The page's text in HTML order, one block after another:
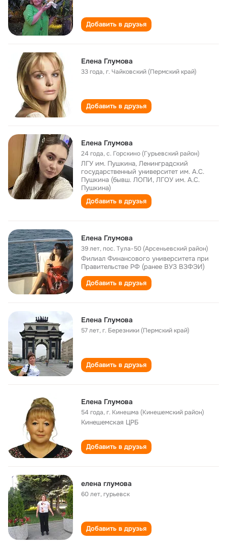
Добавить в друзья
Елена Глумова
33 года,г. Чайковский (Пермский край)
Добавить в друзья
Елена Глумова
24 года,с. Горскино (Гурьевский район)
ЛГУ им. Пушкина, Ленинградский
государственный университет им. А.С.
Пушкина (бывш. ЛОПИ, ЛГОУ им. А.С.
Пушкина)
Добавить в друзья
Елена Глумова
39 лет,пос. Тула-50 (Арсеньевский район)
Филиал Финансового университета при
Правительстве РФ (ранее ВУЗ ВЗФЭИ)
Добавить в друзья
Елена Глумова
57 лет,г. Березники (Пермский край)
Добавить в друзья
Елена Глумова
54 года,г. Кинешма (Кинешемский район)
Кинешемская ЦРБ
Добавить в друзья
елена глумова
60 лет,гурьевск
Добавить в друзья